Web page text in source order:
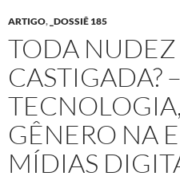
ARTIGO, _DOSSIÊ 185
TODA NUDEZ
CASTIGADA? –
GÊNERO NA
MÍDIAS